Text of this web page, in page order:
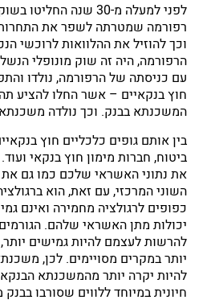
לפני למעלה מ-30 שנה
רפורמה שמטרתה לשפר את
וכך להוזיל את ההלוואות לרוכשי
הרפורמה, היה זה שוק מונופלי
עם כניסתה של הרפורמה, נולדו
חוץ בנקאיים – אשר החלו להציע
המשכנתא בבנק. וכך נולדה
בין אותם גופים כלכליים חוץ
ביטוח, חברות מימון חוץ בנקאי
את נתוני האשראי שלכם כמו גם
השוני המרכזי, עם זאת, הוא
כפופים לרגולציה מחמירה ואינם
יכולות מתן האשראי שלהם.
להרשות לעצמם להיות גמישים
יותר במקרים מסויימים. לכן,
להיות יקרה יותר מהמשכנתא
חיונית במיוחד ללווים שסורבו